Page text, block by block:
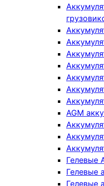
AGM
Гелевые
Гелевые
Гелевые